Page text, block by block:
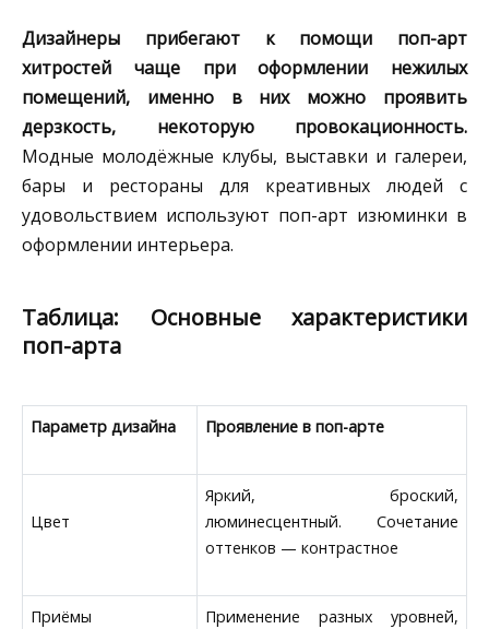
Дизайнеры прибегают к помощи поп-арт
хитростей чаще при оформлении нежилых
помещений, именно в них можно проявить
дерзкость, некоторую провокационность.
Модные молодёжные клубы, выставки и галереи,
бары и рестораны для креативных людей с
удовольствием используют поп-арт изюминки в
оформлении интерьера.
Таблица: Основные характеристики
поп-арта
Параметр дизайна Проявление в поп-арте
Цвет
Яркий, броский,
люминесцентный. Сочетание
оттенков — контрастное
Приёмы
Применение разных уровней,